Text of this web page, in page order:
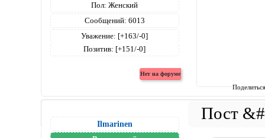
Пол: Женский
Сообщений: 6013
Уважение: [+163/-0]
Позитив: [+151/-0]
Ilmarinen